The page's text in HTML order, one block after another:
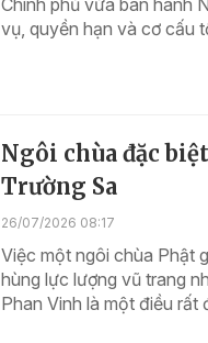
Chính phủ vừa ban hành
vụ, quyền hạn và cơ cấu
Ngôi chùa đặc
Trường Sa
26/07/2026 08:17
Việc một ngôi chùa Phật
hùng lực lượng vũ trang
Phan Vinh là một điều rất